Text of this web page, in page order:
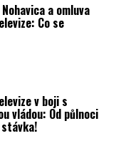
a omluva
Co se
v boji s
vládou: Od půlnoci